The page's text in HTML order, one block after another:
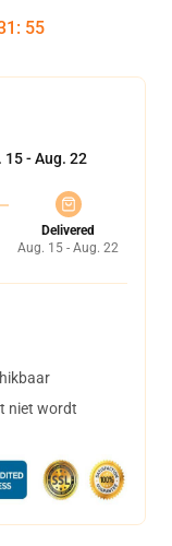
: 54
15 - Aug. 22
Delivered
Aug. 15 - Aug. 22
niet wordt